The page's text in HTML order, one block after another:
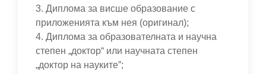
3. Диплома за висше образование с
приложенията към нея (оригинал);
4. Диплома за образователната и научна
степен „доктор“ или научната степен
„доктор на науките”;